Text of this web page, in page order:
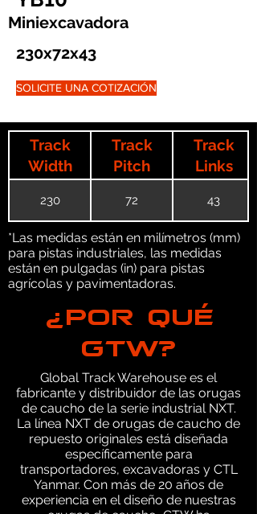
Miniexcavadora
230x72x43
SOLICITE UNA COTIZACIÓN
Track
Width
Track
Pitch
Track
Links
230 72 43
*Las medidas están en milímetros (mm)
para pistas industriales, las medidas
están en pulgadas (in) para pistas
agrícolas y pavimentadoras.
¿POR QUÉ
GTW?
Global Track Warehouse es el
fabricante y distribuidor de las orugas
de caucho de la serie industrial NXT.
La línea NXT de orugas de caucho de
repuesto originales está diseñada
específicamente para
transportadores, excavadoras y CTL
Yanmar. Con más de 20 años de
experiencia en el diseño de nuestras